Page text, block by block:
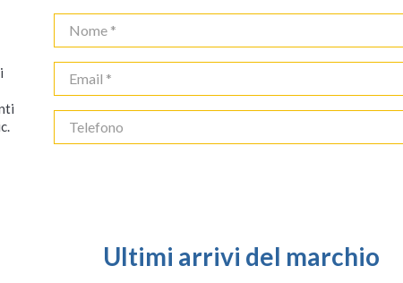
Ultimi arrivi del marchio